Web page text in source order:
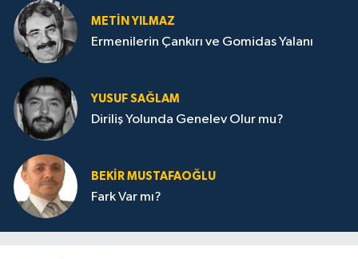
METIN YILMAZ
Ermenilerin Çankırı ve Gomidas Yalanı
YUSUF SAĞLAM
Diriliş Yolunda Genelev Olur mu?
BEKIR MUSTAFAOĞLU
Fark Var mı?